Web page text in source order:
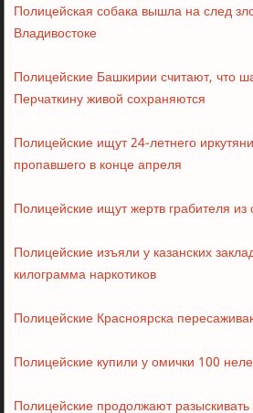
Полицейская собака вышла на след
Владивостоке
Полицейские Башкирии считают, что
Перчаткину живой сохраняются
Полицейские ищут 24-летнего
пропавшего в конце апреля
Полицейские ищут жертв грабителя из
Полицейские изъяли у казанских
килограмма наркотиков
Полицейские Красноярска
Полицейские купили у омички 100
Полицейские продолжают